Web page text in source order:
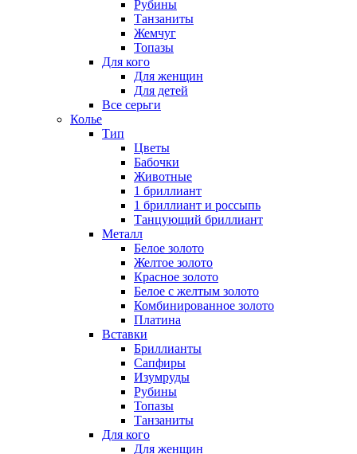
Рубины
Танзаниты
Жемчуг
Топазы
Для кого
Для женщин
Для детей
Все серьги
Колье
Тип
Цветы
Бабочки
Животные
1 бриллиант
1 бриллиант и россыпь
Танцующий бриллиант
Металл
Белое золото
Желтое золото
Красное золото
Белое с желтым золото
Комбинированное золото
Платина
Вставки
Бриллианты
Сапфиры
Изумруды
Рубины
Топазы
Танзаниты
Для кого
Для женщин